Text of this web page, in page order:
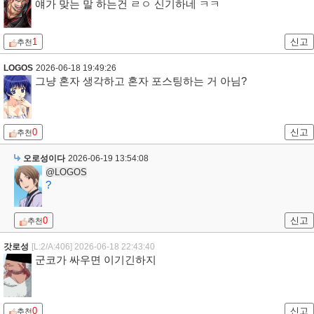
얘가 맞는 말 하는건 ㄹㅇ 신기하네 ㅋㅋ
추천1 신고
LOGOS 2026-06-18 19:49:26
그냥 혼자 생각하고 혼자 포스팅하는 거 아님?
추천0 신고
오로성이다 2026-06-19 13:54:08
@LOGOS
?
추천0 신고
갓로성 [L:2/A:406] 2026-06-18 22:43:40
군코가 싸우면 이기긴하지
추천0 신고